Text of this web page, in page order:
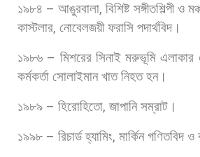
১৯৮৪ –আঙুরবালা,বিশিষ্ট সঙ্গীতশিল্পী ও
কাস্টলার, নোবেলজয়ী ফরাসি পদার্থবিদ।
১৯৮৬ – মিশরের সিনাই মরুভূমি এলাকার
কর্মকর্তা সোলাইমান খাত নিহত হন।
১৯৮৯ – হিরোহিতো, জাপানি সম্রাট।
১৯৯৮ – রিচার্ড হ্যামিং, মার্কিন গণিতবিদ ও